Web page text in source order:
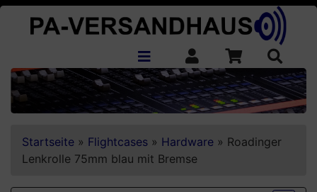
Startseite » Flightcases » Hardware » Roadinger
Lenkrolle 75mm blau mit Bremse